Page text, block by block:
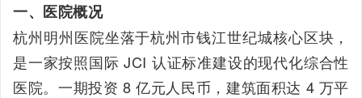
一、医院概况
杭州明州医院坐落于杭州市钱江世纪城核心区块，
是一家按照国际 JCI 认证标准建设的现代化综合性
医院。一期投资 8 亿元人民币，建筑面积达 4 万平